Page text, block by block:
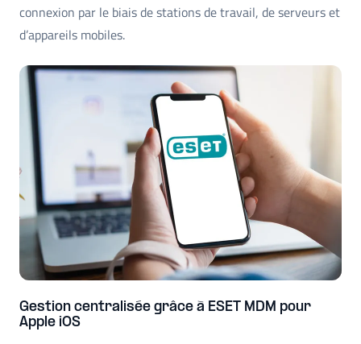
connexion par le biais de stations de travail, de serveurs et
d’appareils mobiles.
Gestion centralisée grâce à ESET MDM pour
Apple iOS